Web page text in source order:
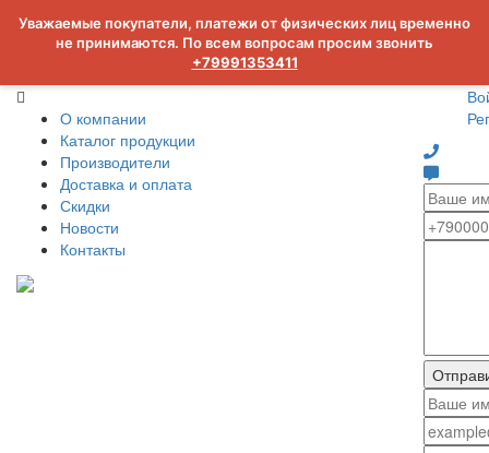
Уважаемые покупатели, платежи от физических лиц временно
не принимаются. По всем вопросам просим звонить
+79991353411
О компании
Каталог продукции
Производители
Доставка и оплата
Скидки
Новости
Контакты